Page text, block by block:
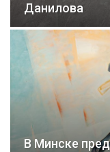
Данилова
В Минске